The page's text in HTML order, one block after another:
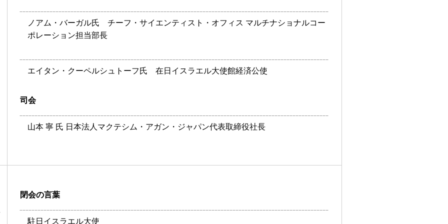
ノアム・バーガル氏 チーフ・サイエンティスト・オフィス マルチナショナルコー
ポレーション担当部長
エイタン・クーペルシュトーフ氏 在日イスラエル大使館経済公使
司会
山本 寧 氏 日本法人マクテシム・アガン・ジャパン代表取締役社長
閉会の言葉
駐日イスラエル大使